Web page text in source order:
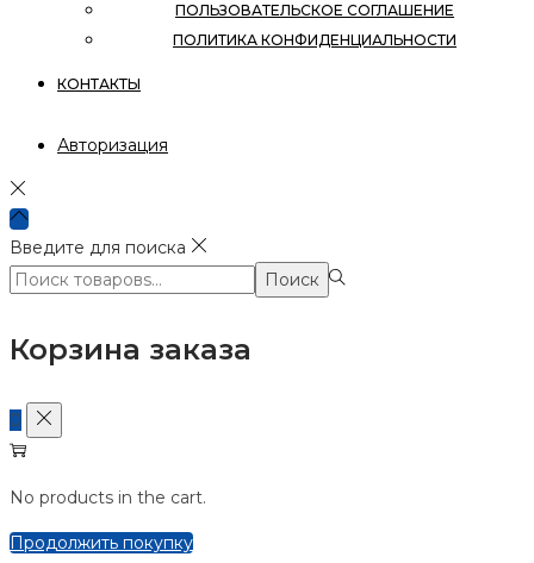
ПОЛЬЗОВАТЕЛЬСКОЕ СОГЛАШЕНИЕ
ПОЛИТИКА КОНФИДЕНЦИАЛЬНОСТИ
КОНТАКТЫ
Авторизация
Введите для поиска
Поиск:>
Поиск
Корзина заказа
0
No products in the cart.
Продолжить покупку